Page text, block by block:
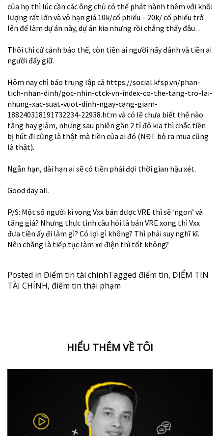
của họ thì lúc cần các ông chủ có thể phát hành thêm với khối
lượng rất lớn và vô hạn giá 10k/cổ phiếu – 20k/ cổ phiếu trở
lên để làm dự án này, dự án kia nhưng rồi chẳng thấy đâu…
Thôi thì cứ cảnh báo thế, còn tiền ai người nấy đánh và tiền ai
người đấy giữ.
Hôm nay chỉ báo trung lập cả https://social.kfsp.vn/phan-
tich-nhan-dinh/goc-nhin-ctck-vn-index-co-the-tang-tro-lai-
nhung-xac-suat-vuot-dinh-ngay-cang-giam-
188240318191732234-22938.htm và có lẽ chưa biết thế nào:
tăng hay giảm, nhưng sau phiên gần 2 tỉ đô kia thì chắc tiền
bị hút đi cũng là thật mà tiền của ai đó (NĐT bỏ ra mua cũng
là thật).
Ngắn hạn, dài hạn ai sẽ có tiền phải đợi thời gian hậu xét.
Good day all.
P/S: Một số người kì vọng Vxx bán được VRE thì sẽ ‘ngon’ và
tăng giá? Nhưng thực tình câu hỏi là bán VRE xong thì Vxx
đưa tiền ấy đi làm gì? Có lợi gì không? Thì phải suy nghĩ kĩ.
Nên chăng là tiếp tục làm xe điện thì tốt không?
Posted in Điểm tin tài chínhTagged điểm tin, ĐIỂM TIN
TÀI CHÍNH, điểm tin thái phạm
HIỂU THÊM VỀ TÔI